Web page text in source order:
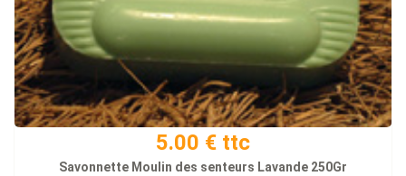
5.00 € ttc
Savonnette Moulin des senteurs Lavande 250Gr